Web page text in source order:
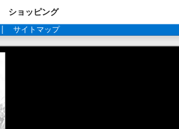
ショッピング
サイトマップ